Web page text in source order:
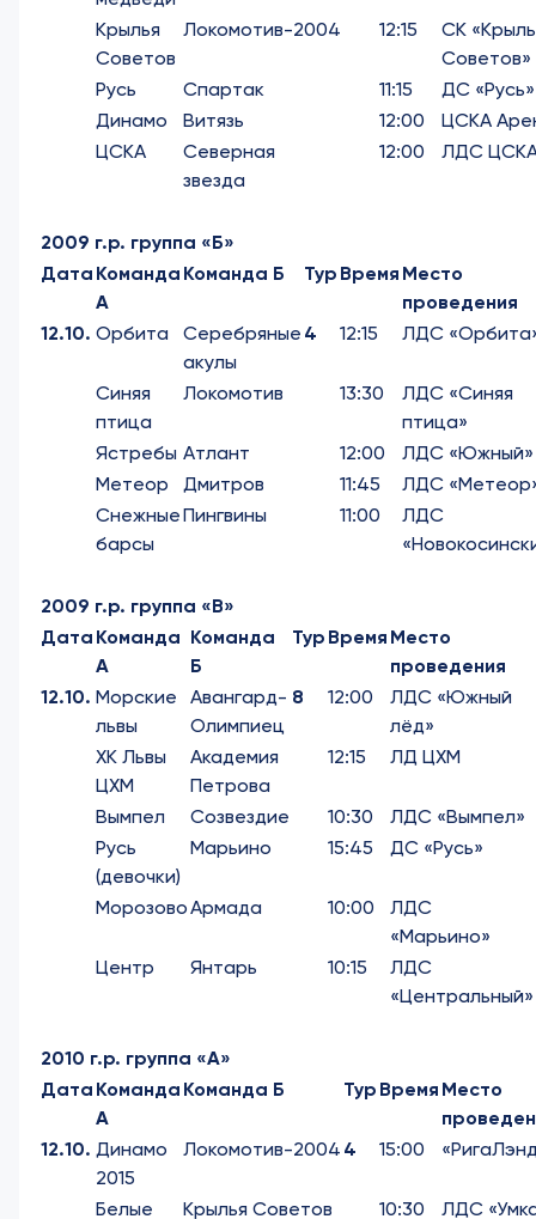
Крылья
Советов
Локомотив-2004 12:15
СК
Советов»
Русь
Спартак 11:15
ДС «Русь»
Динамо
Витязь 12:00
ЦСКА
ЦСКА
Северная
звезда
12:00 ЛДС
2009 г.р. группа «Б»
Дата Команда
А
Команда Б Тур Время Место
проведения
12.10. Орбита
Серебряные
акулы
4 12:15 ЛДС
Синяя
птица
Локомотив 13:30
ЛДС «Синяя
птица»
Ястребы Атлант 12:00
ЛДС «Южный»
Метеор
Дмитров 11:45
ЛДС
Снежные
барсы
Пингвины 11:00
ЛДС
2009 г.р. группа «В»
Дата Команда
А
Команда
Б
Тур Время Место
проведения
12.10. Морские
львы
Авангард-
Олимпиец
8 12:00
ЛДС «Южный
лёд»
ХК Львы
ЦХМ
Академия
Петрова
12:15 ЛД ЦХМ
Вымпел Созвездие 10:30
ЛДС «Вымпел»
Русь
(девочки)
Марьино 15:45 ДС «Русь»
МорозовоАрмада 10:00
ЛДС
«Марьино»
Центр
Янтарь 10:15
ЛДС
«Центральный»
2010 г.р. группа «А»
Дата Команда
А
Команда Б Тур Время Место
12.10. Динамо
2015
Локомотив-2004 4 15:00
Белые
Крылья Советов 10:30 ЛДС